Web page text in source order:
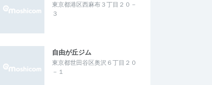
東京都港区西麻布３丁目２０－
３
自由が丘ジム
東京都世田谷区奥沢６丁目２０
－１